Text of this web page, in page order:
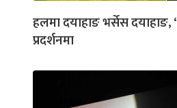
हलमा दयाहाङ भर्सेस दयाहाङ,
प्रदर्शनमा